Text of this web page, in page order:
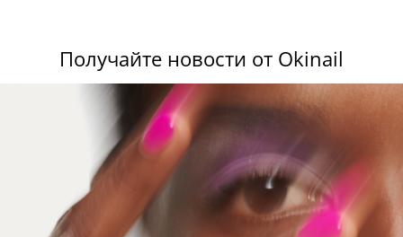
Получайте новости от Okinail